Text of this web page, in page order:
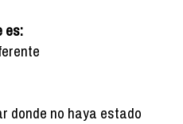
es:
donde no haya estado